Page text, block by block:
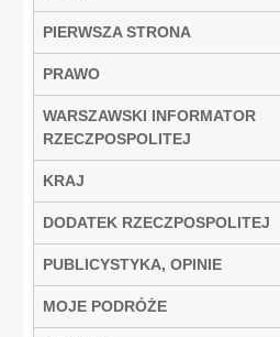
PIERWSZA STRONA
PRAWO
WARSZAWSKI INFORMATOR
RZECZPOSPOLITEJ
KRAJ
DODATEK RZECZPOSPOLITEJ
PUBLICYSTYKA, OPINIE
MOJE PODRÓŻE